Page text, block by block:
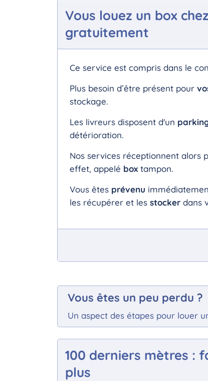
Vous louez un box
gratuitement
Ce service est compris dans le
Plus besoin d’être présent pour
stockage.
Les livreurs disposent d'un
détérioration.
Nos services réceptionnent alors
effet, appelé box tampon.
Vous êtes prévenu
les récupérer et les stocker dans
Vous êtes un peu perdu ?
Un aspect des étapes pour louer
100 derniers mètres :
plus